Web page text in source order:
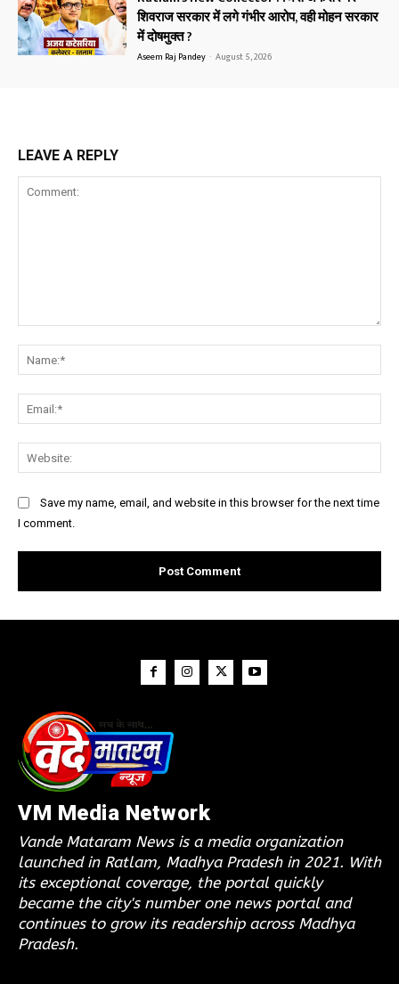
शिवराज सरकार में लगे गंभीर आरोप, वही मोहन सरकार
में दोषमुक्त ?
Aseem Raj Pandey - August 5, 2026
LEAVE A REPLY
Save my name, email, and website in this browser for the next time
I comment.
VM Media Network
Vande Mataram News is a media organization
launched in Ratlam, Madhya Pradesh in 2021. With
its exceptional coverage, the portal quickly
became the city's number one news portal and
continues to grow its readership across Madhya
Pradesh.